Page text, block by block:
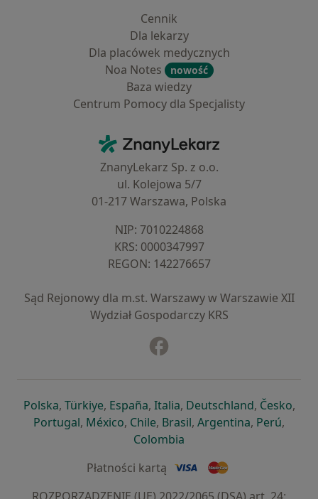
Cennik
Dla lekarzy
Dla placówek medycznych
Noa Notes
nowość
Baza wiedzy
Centrum Pomocy dla Specjalisty
ZnanyLekarz - Strona główna
ZnanyLekarz Sp. z o.o.
ul. Kolejowa 5/7
01-217 Warszawa, Polska
NIP: ⁠7010224868
KRS: ⁠0000347997
REGON: ⁠142276657
Sąd Rejonowy dla m.st. Warszawy w Warszawie XII
Wydział Gospodarczy KRS
Polskaotwiera się w nowej karcie
, Türkiyeotwiera się w nowej karcie
, Españaotwiera się w nowej karcie
, Italiaotwiera się w nowej
, Deutschlandotwiera się
, Česko,
Portugalotwiera się w nowej karcie
, Méxicootwiera się w nowej karcie
, Chileotwiera się w nowej karcie
, Brasilotwiera się w nowej
, Argentinaotwiera się
, Perú,
Colombia
Płatności kartą